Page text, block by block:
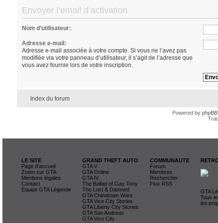
Envoyer l’email d’activation
Nom d’utilisateur:
Adresse e-mail:
Adresse e-mail associée à votre compte. Si vous ne l’avez pas
modifiée via votre panneau d’utilisateur, il s’agit de l’adresse que
vous avez fournie lors de votre inscription.
Index du forum
Powered by phpBB
LE SITE
Page d'accueil
Zoom sur GTA
Mentions légales
Contact
Equipe GTA Légende
GRAND THEFT AUTO
GTA V
GTA Online
GTA IV
The Ballad of Gay Tony
The Lost & Damned
GTA Chinatown Wars
GTA Vice City Stories
GTA Liberty City Stories
GTA San Andreas
GTA Vice City
COMMUNAUTE
Forum
Membres
Rechercher
Flux RSS
GTA
Tous
les